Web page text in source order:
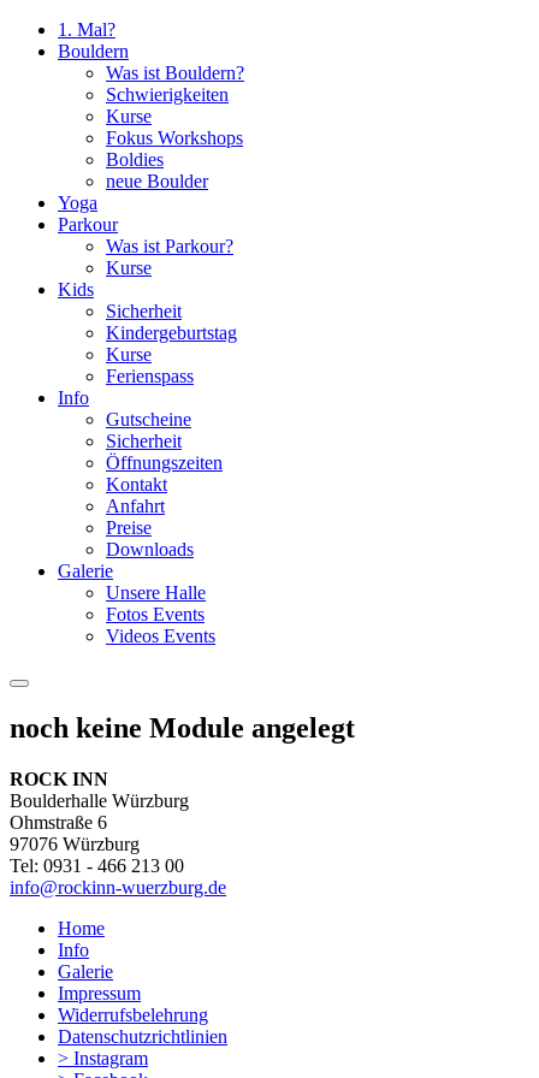
1. Mal?
Bouldern
Was ist Bouldern?
Schwierigkeiten
Kurse
Fokus Workshops
Boldies
neue Boulder
Yoga
Parkour
Was ist Parkour?
Kurse
Kids
Sicherheit
Kindergeburtstag
Kurse
Ferienspass
Info
Gutscheine
Sicherheit
Öffnungszeiten
Kontakt
Anfahrt
Preise
Downloads
Galerie
Unsere Halle
Fotos Events
Videos Events
noch keine Module angelegt
ROCK INN
Boulderhalle Würzburg
Ohmstraße 6
97076 Würzburg
Tel: 0931 - 466 213 00
info@rockinn-wuerzburg.de
Home
Info
Galerie
Impressum
Widerrufsbelehrung
Datenschutzrichtlinien
> Instagram